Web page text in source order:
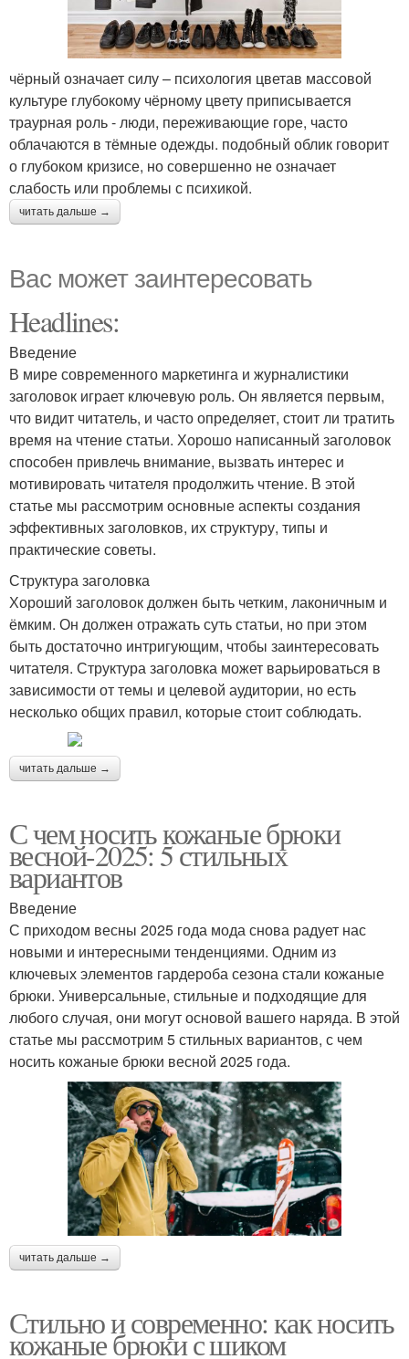
чёрный означает силу – психология цветав массовой
культуре глубокому чёрному цвету приписывается
траурная роль - люди, переживающие горе, часто
облачаются в тёмные одежды. подобный облик говорит
о глубоком кризисе, но совершенно не означает
слабость или проблемы с психикой.
читать дальше →
Вас может заинтересовать
Headlines:
Введение
В мире современного маркетинга и журналистики
заголовок играет ключевую роль. Он является первым,
что видит читатель, и часто определяет, стоит ли тратить
время на чтение статьи. Хорошо написанный заголовок
способен привлечь внимание, вызвать интерес и
мотивировать читателя продолжить чтение. В этой
статье мы рассмотрим основные аспекты создания
эффективных заголовков, их структуру, типы и
практические советы.
Структура заголовка
Хороший заголовок должен быть четким, лаконичным и
ёмким. Он должен отражать суть статьи, но при этом
быть достаточно интригующим, чтобы заинтересовать
читателя. Структура заголовка может варьироваться в
зависимости от темы и целевой аудитории, но есть
несколько общих правил, которые стоит соблюдать.
читать дальше →
С чем носить кожаные брюки
весной-2025: 5 стильных
вариантов
Введение
С приходом весны 2025 года мода снова радует нас
новыми и интересными тенденциями. Одним из
ключевых элементов гардероба сезона стали кожаные
брюки. Универсальные, стильные и подходящие для
любого случая, они могут основой вашего наряда. В этой
статье мы рассмотрим 5 стильных вариантов, с чем
носить кожаные брюки весной 2025 года.
читать дальше →
Стильно и современно: как носить
кожаные брюки с шиком